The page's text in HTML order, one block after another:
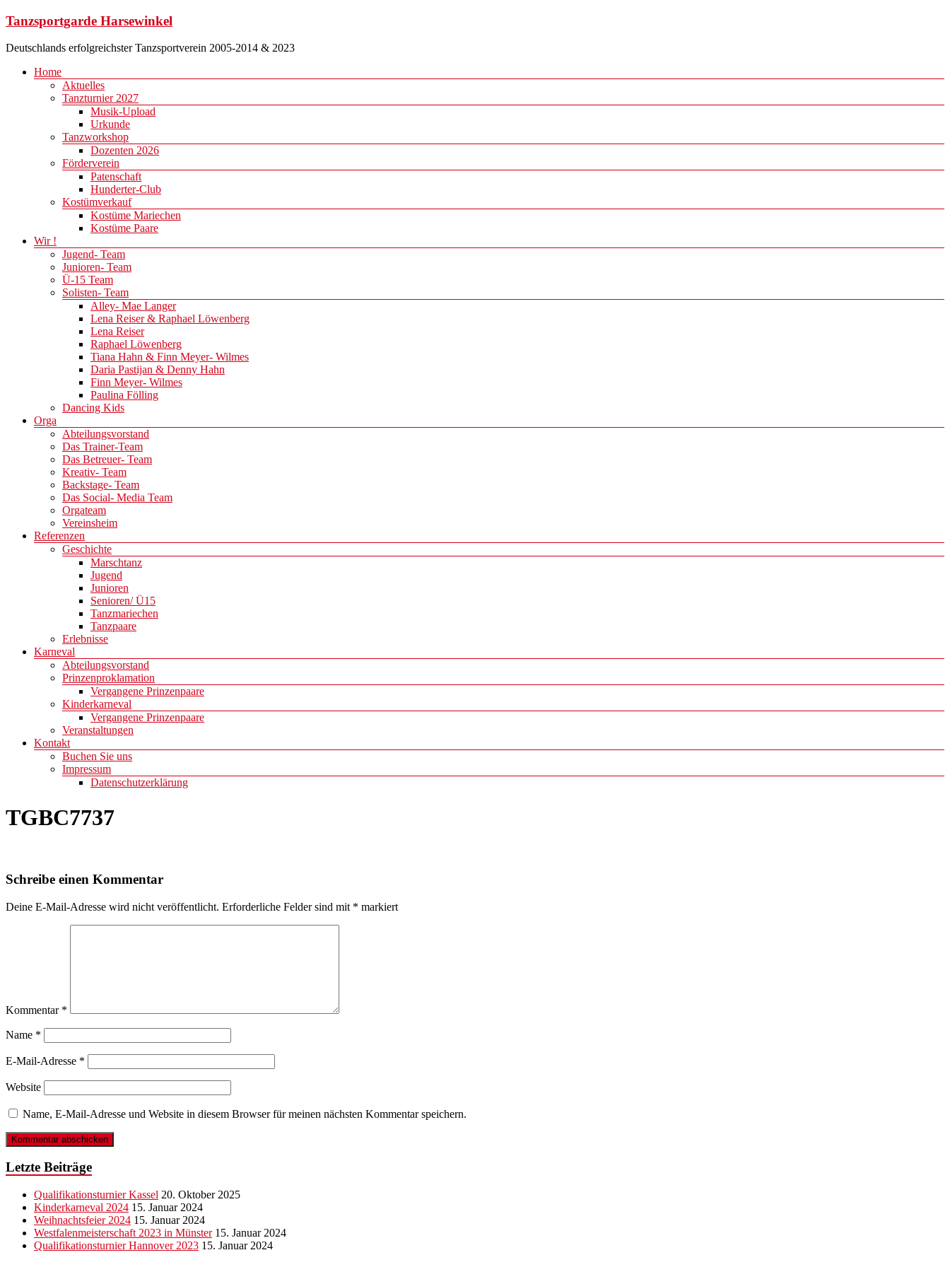
Zum
springen
Tanzsportgarde Harsewinkel
Deutschlands erfolgreichster Tanzsportverein 2005-2014 & 2023
Menü
Home
Aktuelles
Tanzturnier 2027
Musik-Upload
Urkunde
Tanzworkshop
Dozenten 2026
Förderverein
Patenschaft
Hunderter-Club
Kostümverkauf
Kostüme Mariechen
Kostüme Paare
Wir !
Jugend- Team
Junioren- Team
Ü-15 Team
Solisten- Team
Alley- Mae Langer
Lena Reiser & Raphael Löwenberg
Lena Reiser
Raphael Löwenberg
Tiana Hahn & Finn Meyer- Wilmes
Daria Pastijan & Denny Hahn
Finn Meyer- Wilmes
Paulina Fölling
Dancing Kids
Orga
Abteilungsvorstand
Das Trainer-Team
Das Betreuer- Team
Kreativ- Team
Backstage- Team
Das Social- Media Team
Orgateam
Vereinsheim
Referenzen
Geschichte
Marschtanz
Jugend
Junioren
Senioren/ Ü15
Tanzmariechen
Tanzpaare
Erlebnisse
Karneval
Abteilungsvorstand
Prinzenproklamation
Vergangene Prinzenpaare
Kinderkarneval
Vergangene Prinzenpaare
Veranstaltungen
Kontakt
Buchen Sie uns
Impressum
Datenschutzerklärung
TGBC7737
Schreibe einen Kommentar
Deine E-Mail-Adresse wird nicht veröffentlicht. Erforderliche Felder sind mit * markiert
Kommentar *
Name *
E-Mail-Adresse *
Website
Name, E-Mail-Adresse und Website in diesem Browser für meinen nächsten Kommentar speichern.
Letzte Beiträge
Qualifikationsturnier Kassel 20. Oktober 2025
Kinderkarneval 2024 15. Januar 2024
Weihnachtsfeier 2024 15. Januar 2024
Westfalenmeisterschaft 2023 in Münster 15. Januar 2024
Qualifikationsturnier Hannover 2023 15. Januar 2024